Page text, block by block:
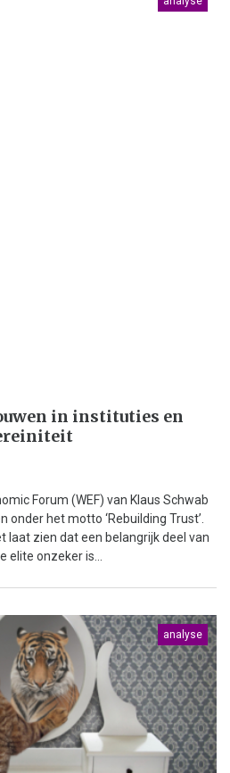
in instituties en
Forum (WEF) van Klaus Schwab
onder het motto ‘Rebuilding Trust’.
laat zien dat een belangrijk deel van
onzeker is...
analyse